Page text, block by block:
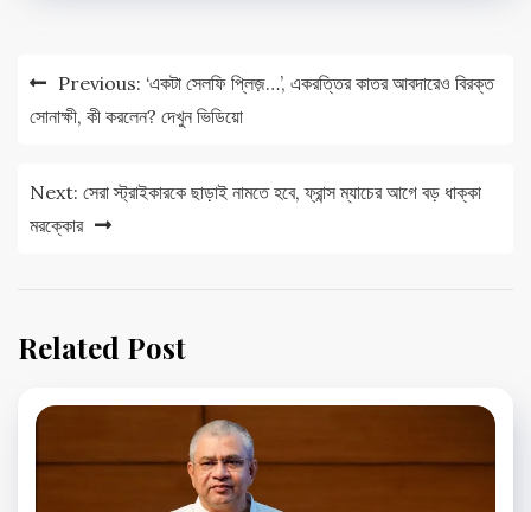
Post
navigation
Previous: ‘একটা সেলফি প্লিজ়…’, একরত্তির কাতর আবদারেও বিরক্ত
সোনাক্ষী, কী করলেন? দেখুন ভিডিয়ো
Next: সেরা স্ট্রাইকারকে ছাড়াই নামতে হবে, ফ্রান্স ম্যাচের আগে বড় ধাক্কা
মরক্কোর
Related Post